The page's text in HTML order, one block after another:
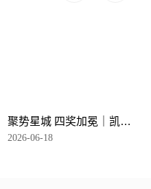
聚势星城 四奖加冕｜凯思
立D闪耀星辰会
2026-06-18